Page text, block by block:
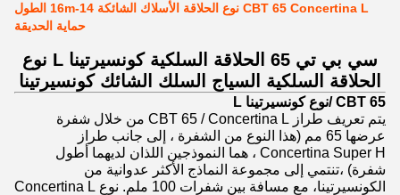
CBT 65 Concertina L نوع الحلاقة الأسلاك الشائكة 14-16m الطول
حماية الحديقة
سي بي تي 65 الحلاقة السلكية كونسيرتينا L نوع
الحلاقة السلكية السياج السلك الشائك كونسيرتينا
CBT 65 / نوع كونسيرتينا L
يتم تعريف طراز CBT 65 / Concertina L من خلال شفرة
عرضها 65 مم (هذا النوع من الشفرة ، إلى جانب طراز
Concertina Super H ، هما النموذجين اللذان لديهما أطول
شفرة) ،تنتمي إلى مجموعة النماذج الأكثر عدوانية من
الكونسيرتينا، مع مسافة بين شفرات 100 ملم. نوع Concertina L